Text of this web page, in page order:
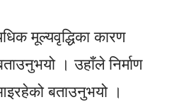
मूल्यवृद्धिका कारण
। उहाँले निर्माण
बताउनुभयो ।